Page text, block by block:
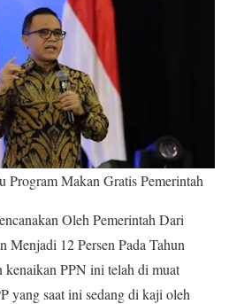
Program Makan Gratis Pemerintah
Oleh Pemerintah Dari
Menjadi 12 Persen Pada Tahun
kenaikan PPN ini telah di muat
yang saat ini sedang di kaji oleh